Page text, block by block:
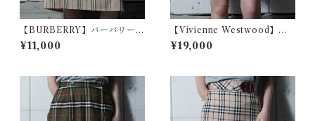
【BURBERRY】バーバリー
フレアラップスカート beige
¥11,000
【Vivienne Westwood】ヴ
ィヴィアンウエストウッド レ
オパード柄ミニスカート blac
¥19,000